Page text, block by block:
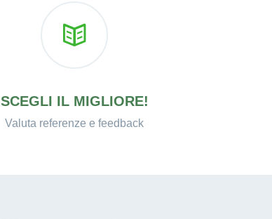
SCEGLI IL MIGLIORE!
Valuta referenze e feedback